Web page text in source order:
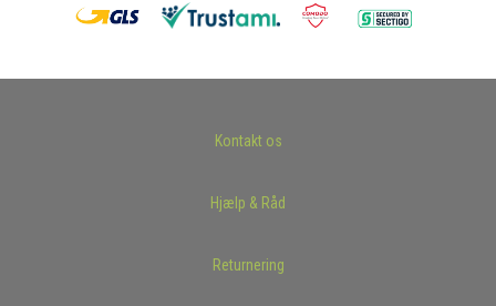
Kontakt os
Hjælp & Råd
Returnering